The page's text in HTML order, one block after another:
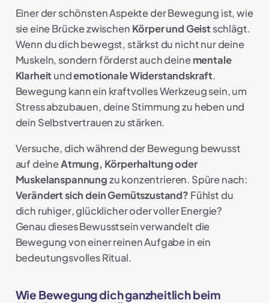
Einer der schönsten Aspekte der Bewegung ist, wie
sie eineBrückezwischen Körper und Geist schlägt.
Wenn du dich bewegst, stärkst du nicht nur deine
Muskeln, sondern förderst auch deinementale
Klarheit undemotionale Widerstandskraft.
Bewegung kann ein kraftvolles Werkzeug sein, um
Stress abzubauen, deine Stimmung zu heben und
dein Selbstvertrauen zu stärken.
Versuche, dich während der Bewegung bewusst
auf deineAtmung, Körperhaltung oder
Muskelanspannungzu konzentrieren. Spüre nach:
Verändert sich dein Gemütszustand? Fühlst du
dich ruhiger, glücklicher oder voller Energie?
Genau dieses Bewusstsein verwandelt die
Bewegung von einer reinen Aufgabe in ein
bedeutungsvolles Ritual.
Wie Bewegung dich ganzheitlich beim